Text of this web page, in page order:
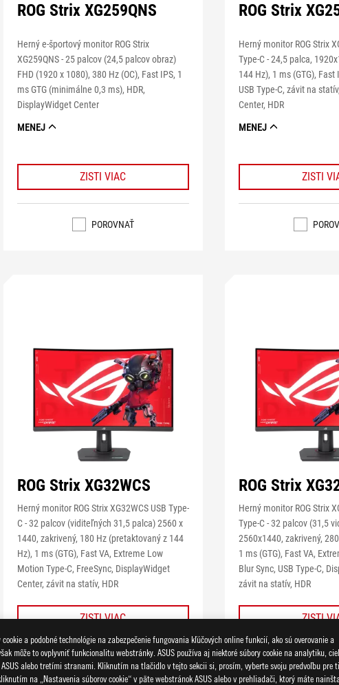
a podobné technológie na zabezpečenie fungovania kľúčových online funkcií, ako sú overovanie a
môže to ovplyvniť funkcionalitu webstránky. ASUS používa aj niektoré súbory cookie na analytiku,
alebo tretími stranami. Kliknutím na tlačidlo v tejto sekcii si, prosím, vyberte svoju predvoľbu pre
na „Nastavenia súborov cookie“ v päte webstránok ASUS alebo v prehliadači, ktorý máte
ROG Strix XG259QNS
Herný e-športový monitor ROG Strix
XG259QNS - 25 palcov (24,5 palcov obraz)
FHD (1920 x 1080), 380 Hz (OC), Fast IPS, 1
ms GTG (minimálne 0,3 ms), HDR,
DisplayWidget Center
MENEJ
ZISTI VIAC
POROVNAŤ
ROG Strix
Herný monitor ROG Strix
Type-C - 24,5 palca,
144 Hz), 1 ms (GTG), Fast
USB Type-C, závit na
Center, HDR
MENEJ
ZISTI
ROG Strix XG32WCS
Herný monitor ROG Strix XG32WCS USB Type-
C - 32 palcov (viditeľných 31,5 palca) 2560 x
1440, zakrivený, 180 Hz (pretaktovaný z 144
Hz), 1 ms (GTG), Fast VA, Extreme Low
Motion Type-C, FreeSync, DisplayWidget
Center, závit na statív, HDR
MENEJ
POROVNAŤ
ROG Strix
Herný monitor ROG Strix
Type-C - 32 palcov (31,5
2560x1440, zakrivený,
1 ms (GTG), Fast VA,
Blur Sync, USB Type-C,
závit na statív, HDR
MENEJ